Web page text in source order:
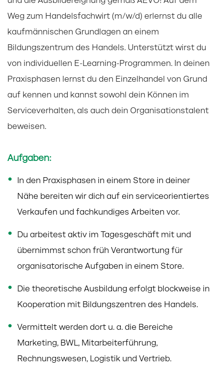
Weg zum Handelsfachwirt (m/w/d) erlernst du alle
kaufmännischen Grundlagen an einem
Bildungszentrum des Handels. Unterstützt wirst du
von individuellen E-Learning-Programmen. In deinen
Praxisphasen lernst du den Einzelhandel von Grund
auf kennen und kannst sowohl dein Können im
Serviceverhalten, als auch dein Organisationstalent
beweisen.
Aufgaben:
In den Praxisphasen in einem Store in deiner
Nähe bereiten wir dich auf ein serviceorientiertes
Verkaufen und fachkundiges Arbeiten vor.
Du arbeitest aktiv im Tagesgeschäft mit und
übernimmst schon früh Verantwortung für
organisatorische Aufgaben in einem Store.
Die theoretische Ausbildung erfolgt blockweise in
Kooperation mit Bildungszentren des Handels.
Vermittelt werden dort u. a. die Bereiche
Marketing, BWL, Mitarbeiterführung,
Rechnungswesen, Logistik und Vertrieb.